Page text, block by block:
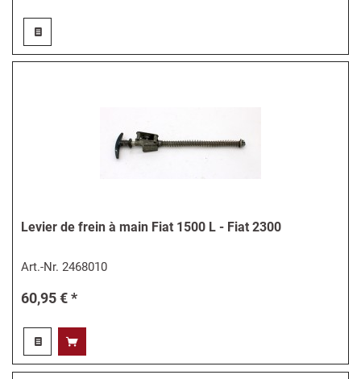
Levier de frein à main Fiat 1500 L - Fiat 2300
Art.-Nr.2468010
60,95 € *